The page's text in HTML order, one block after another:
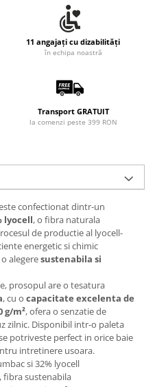
si
11 angajați cu dizabilități
în echipa noastră
Transport GRATUIT
la comenzi peste 399 RON
confectionat dintr-un
lyocell, o fibra naturala
de productie al lyocell-
energetic si chimic
alegeresustenabila si
prosopul are o tesatura
, cu o capacitate excelenta de
g/m², ofera o senzatie de
zilnic. Disponibil intr-o paleta
potriveste perfect in orice baie
intretinere usoara.
si 32% lyocell
fibra sustenabila